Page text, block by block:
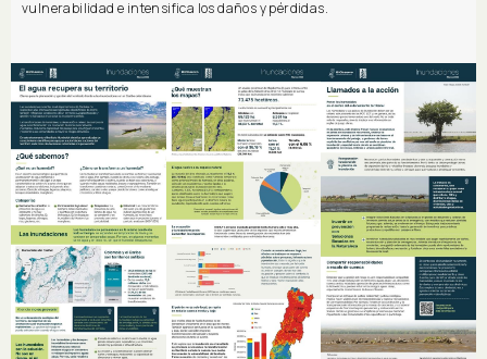
vulnerabilidad e intensifica los daños y pérdidas.